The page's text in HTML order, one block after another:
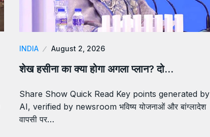
INDIA August 2, 2026
शेख हसीना का क्या होगा अगला प्लान? दो…
Share Show Quick Read Key points generated by
AI, verified by newsroom भविष्य योजनाओं और बांग्लादेश
वापसी पर…